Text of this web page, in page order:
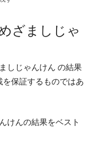
ざましじゃ
しじゃんけん の結果
保証するものではあ
けんの結果をベスト